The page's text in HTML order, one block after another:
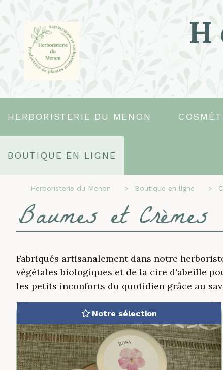
HERBORISTERIE DU MENON
BOUTIQUE EN LIGNE
Herboristerie du Menon Boutique en ligne
Baumes et Crèmes
Fabriqués artisanalement dans notre
végétales biologiques et de la cire d'abeille
les petits inconforts du quotidien grâce au
Notre sélection